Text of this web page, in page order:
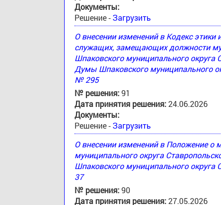
Документы:
Решение - Загрузить
О внесении изменений в Кодекс
служащих, замещающих должности
Шпаковского муниципального
Думы Шпаковского муниципального
№ 295
№ решения:91
Дата принятия решения:24.06.2026
Документы:
Решение - Загрузить
О внесении изменений в Положение
муниципального округа
Шпаковского муниципального округа
37
№ решения:90
Дата принятия решения:27.05.2026